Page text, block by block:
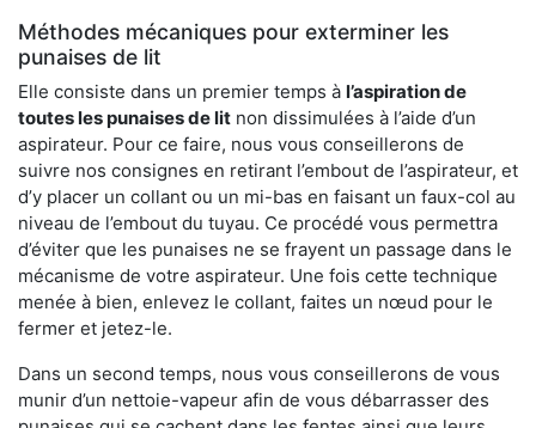
Méthodes mécaniques pour exterminer les
punaises de lit
Elle consiste dans un premier temps à l’aspiration de
toutes les punaises de lit non dissimulées à l’aide d’un
aspirateur. Pour ce faire, nous vous conseillerons de
suivre nos consignes en retirant l’embout de l’aspirateur, et
d’y placer un collant ou un mi-bas en faisant un faux-col au
niveau de l’embout du tuyau. Ce procédé vous permettra
d’éviter que les punaises ne se frayent un passage dans le
mécanisme de votre aspirateur. Une fois cette technique
menée à bien, enlevez le collant, faites un nœud pour le
fermer et jetez-le.
Dans un second temps, nous vous conseillerons de vous
munir d’un nettoie-vapeur afin de vous débarrasser des